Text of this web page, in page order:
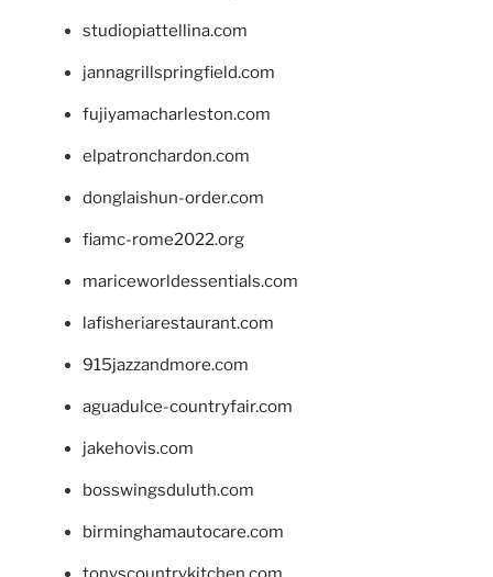
studiopiattellina.com
jannagrillspringfield.com
fujiyamacharleston.com
elpatronchardon.com
donglaishun-order.com
fiamc-rome2022.org
mariceworldessentials.com
lafisheriarestaurant.com
915jazzandmore.com
aguadulce-countryfair.com
jakehovis.com
bosswingsduluth.com
birminghamautocare.com